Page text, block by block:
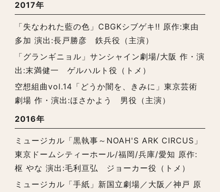
2017年
「失なわれた藍の色」CBGKシブゲキ!! 原作:東由
多加 演出:長戸勝彦 鉄兵役（主演）
「グランギニョル」サンシャイン劇場/大阪 作・演
出:末満健一 ゲルハルト役（トメ）
空想組曲vol.14「どうか闇を、きみに」東京芸術
劇場 作・演出:ほさかよう 男役（主演）
2016年
ミュージカル「黒執事～NOAH'S ARK CIRCUS」
東京ドームシティーホール/福岡/兵庫/愛知 原作:
枢 やな 演出:毛利亘弘 ジョーカー役（トメ）
ミュージカル「手紙」新国立劇場／大阪／神戸 原